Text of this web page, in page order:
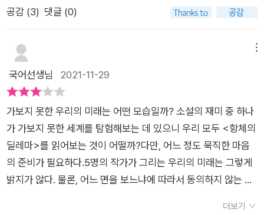
고, 귀가할 때 온 몸을 소독하고. 한 번 감염되면 죽음으로 이어지
잃은 시대다.그때 한 남자가 이브 앞에 나타난다. 공처럼 구긴 종
이뭉치를 주며 다시 만날 때 답을 달라는 말만 남기고 사라진다.
나를 도와줘, 그러면 네 발 크기만 한 금을 더 줄게.13p. 여러모로
의심쩍은 남자의 엉뚱한 말이라 생각한 이브는 종이뭉치를 소각
장에 버린 순간 반짝! 정말 금이었단 걸 발견한다.대출금도 갚아
야 하고, 경제적으로 힘든 이브는 그걸 이용해서 급한 불은 끄지
만, 이후 다시 찾아오는 남자에게 어떻게 해야할 지 망설여져 그
저 피하기만 한다. 친구에게 하소연도 해보지만, 그가 이브를 찾
아내는 건 식은 죽 먹기 같다.​단 하루라도 자유롭게 살다가 죽고
지 비가 오다 그쳤고 밤 2경에서 4경까지 월식이었다.’는 기록을
인’은 월식 중인 달을 그린 거였어요. 그 후 그 아름답고 신비로운
그림이 한동안 머릿속에서 떠나지 않았습니다. 달이 지구 그림자
에 가려지는 시간, 그림 속 주인공들에게 무슨 일이 있던 걸까요?
3년과 2045년으로 시간 여행을 떠났어요. <달 아래 세 사람>은
그렇게 시작되었습니다. (<달 아래 세 사람>, 127) 이거 읽고 너
무 신기하고 소름 돋았다. 월식 현상을 기록했을 조선 시대 관상
감 관리, 신비로운 현상이 펼쳐지는 야심한 밤 정인의 모습을 화
폭에 담은 신윤복, 신윤복 그림 속 달이 월식 중의 모습을 담은 것
임을 밝혀낸 21세기의 천문학자, 그리고 이 모든 걸 조합해 소설
공감 (3) 댓글 (0)
국어선생님 2021-11-29
가보지 못한 우리의 미래는 어떤 모습일까? 소설의 재미 중 하나
가 가보지 못한 세계를 탐험해보는 데 있으니 우리 모두 <항체의
딜레마>를 읽어보는 것이 어떨까?다만, 어느 정도 묵직한 마음
의 준비가 필요하다.5명의 작가가 그리는 우리의 미래는 그렇게
밝지가 않다. 물론, 어느 면을 보느냐에 따라서 동의하지 않는 독
더보기